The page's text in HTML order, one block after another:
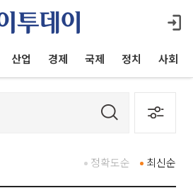
산업 경제 국제 정치 사회
최신순
정확도순